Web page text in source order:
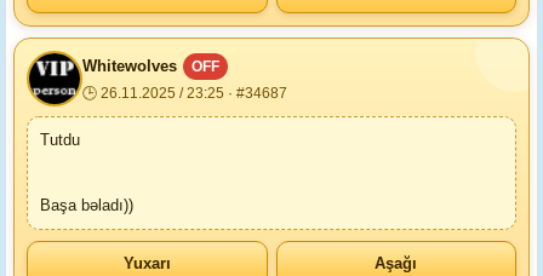
Whitewolves
OFF
🕒 26.11.2025 / 23:25 · #34687
Tutdu
Başa bəladı))
Yuxarı Aşağı